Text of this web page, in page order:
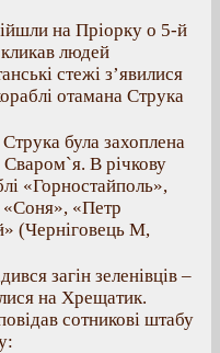
на Пріорку о 5-й
людей
стежі з’явилися
отамана Струка
була захоплена
Сваром`я. В річкову
«Горностайполь»,
«Петр
(Черніговець М,
загін зеленівців –
на Хрещатик.
сотникові штабу